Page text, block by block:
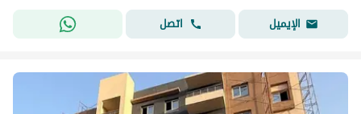
الإيميل
اتصل